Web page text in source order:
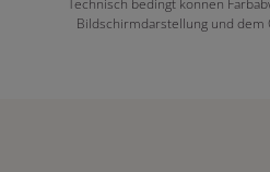
Technisch bedingt können
Bildschirmdarstellung und